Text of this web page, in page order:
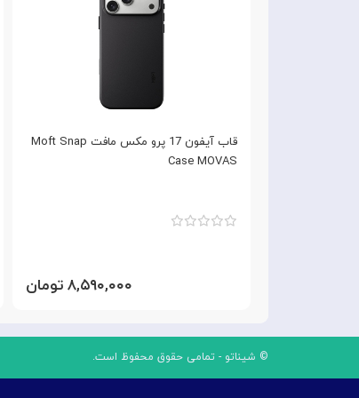
قاب آیفون 17 پرو مکس مافت Moft Snap
Case MOVAS
۸,۵۹۰,۰۰۰ تومان
© شیناتو - تمامی حقوق محفوظ است.